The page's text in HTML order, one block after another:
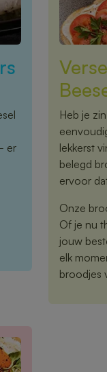
er
Heb je
lekkerst
belegd
ervoor
Onze
Of je nu
jouw
elk
broodjes